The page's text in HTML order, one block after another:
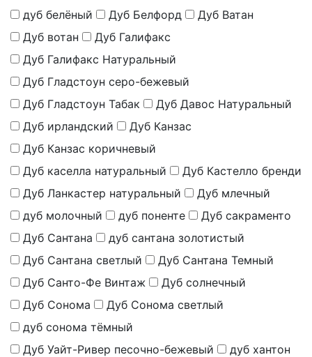
дуб белёный
Дуб Белфорд
Дуб Ватан
Дуб вотан
Дуб Галифакс
Дуб Галифакс Натуральный
Дуб Гладстоун серо-бежевый
Дуб Гладстоун Табак
Дуб Давос Натуральный
Дуб ирландский
Дуб Канзас
Дуб Канзас коричневый
Дуб каселла натуральный
Дуб Кастелло бренди
Дуб Ланкастер натуральный
Дуб млечный
дуб молочный
дуб поненте
Дуб сакраменто
Дуб Сантана
дуб сантана золотистый
Дуб Сантана светлый
Дуб Сантана Темный
Дуб Санто-Фе Винтаж
Дуб солнечный
Дуб Сонома
Дуб Сонома светлый
дуб сонома тёмный
Дуб Уайт-Ривер песочно-бежевый
дуб хантон